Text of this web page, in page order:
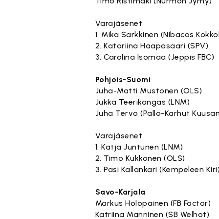
Varajäsenet
1. Mika Sarkkinen (Nibacos
2. Katariina Haapasaari (SPV)
3. Carolina Isomaa (Jeppis FBC)
Pohjois-Suomi
Juha-Matti Mustonen (OLS)
Jukka Teerikangas (LNM)
Juha Tervo (Pallo-Karhut
Varajäsenet
1. Katja Juntunen (LNM)
2. Timo Kukkonen (OLS)
3. Pasi Kallankari (Kempeleen Kiri)
Savo-Karjala
Markus Holopainen (FB Factor)
Katriina Manninen (SB Welhot)